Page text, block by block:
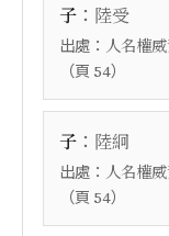
子 ： 陸受
出處： 人名權
（頁 54）
子 ： 陸絅
出處： 人名權
（頁 54）